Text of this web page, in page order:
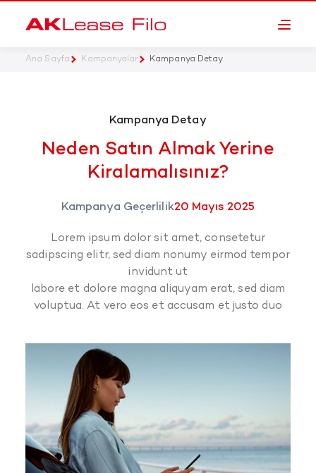
Ana Sayfa Kampanyalar Kampanya Detay
Kampanya Detay
Neden Satın Almak Yerine
Kiralamalısınız?
Kampanya Geçerlilik20 Mayıs 2025
Lorem ipsum dolor sit amet, consetetur
sadipscing elitr, sed diam nonumy eirmod tempor
invidunt ut
labore et dolore magna aliquyam erat, sed diam
voluptua. At vero eos et accusam et justo duo